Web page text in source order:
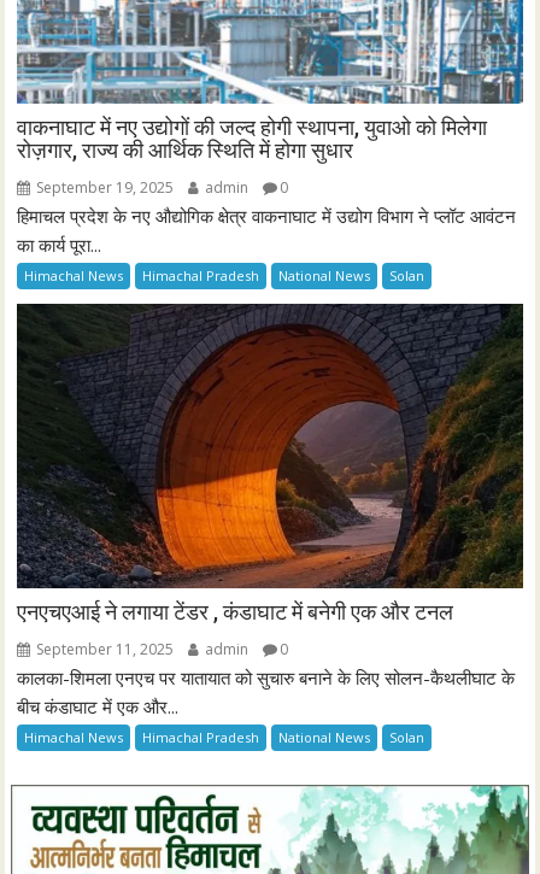
वाकनाघाट में नए उद्योगों की जल्द होगी स्थापना, युवाओ को मिलेगा
रोज़गार, राज्य की आर्थिक स्थिति में होगा सुधार
September 19, 2025 admin 0
हिमाचल प्रदेश के नए औद्योगिक क्षेत्र वाकनाघाट में उद्योग विभाग ने प्लॉट आवंटन
का कार्य पूरा...
Himachal News Himachal Pradesh National News Solan
एनएचएआई ने लगाया टेंडर , कंडाघाट में बनेगी एक और टनल
September 11, 2025 admin 0
कालका-शिमला एनएच पर यातायात को सुचारु बनाने के लिए सोलन-कैथलीघाट के
बीच कंडाघाट में एक और...
Himachal News Himachal Pradesh National News Solan